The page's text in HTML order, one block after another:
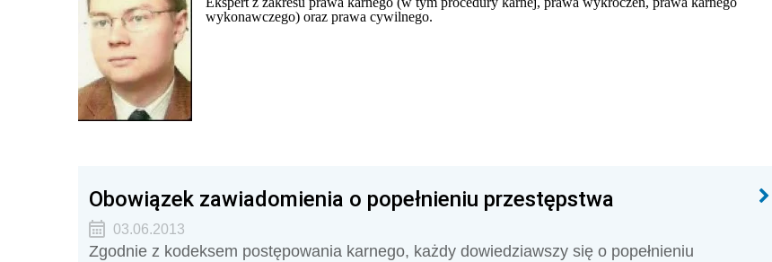
wykonawczego) oraz prawa cywilnego.
Obowiązek zawiadomienia o popełnieniu przestępstwa
03.06.2013
Zgodnie z kodeksem postępowania karnego, każdy dowiedziawszy się o popełnieniu